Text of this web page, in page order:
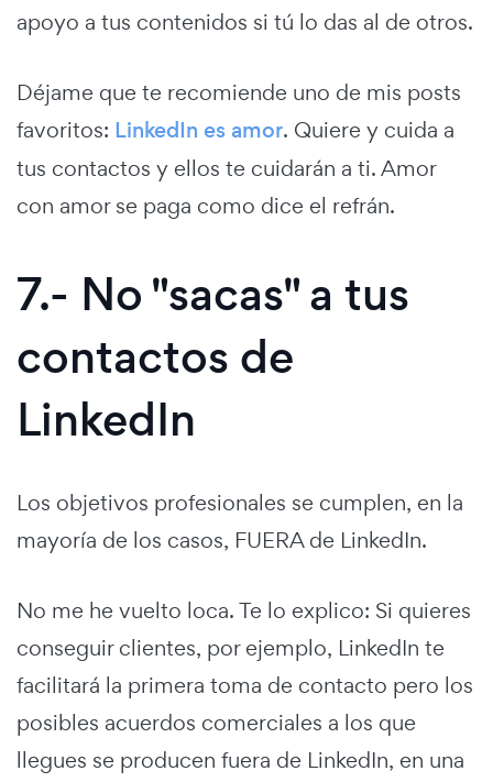
apoyo a tus contenidos si tú lo das al de otros.
Déjame que te recomiende uno de mis posts
favoritos: LinkedIn es amor. Quiere y cuida a
tus contactos y ellos te cuidarán a ti. Amor
con amor se paga como dice el refrán.
7.- No "sacas" a tus
contactos de
LinkedIn
Los objetivos profesionales se cumplen, en la
mayoría de los casos, FUERA de LinkedIn.
No me he vuelto loca. Te lo explico: Si quieres
conseguir clientes, por ejemplo, LinkedIn te
facilitará la primera toma de contacto pero los
posibles acuerdos comerciales a los que
llegues se producen fuera de LinkedIn, en una